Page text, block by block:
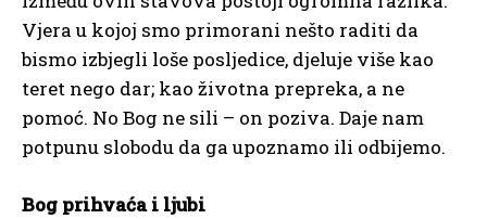
Vjera u kojoj smo primorani nešto raditi da
bismo izbjegli loše posljedice, djeluje više kao
teret nego dar; kao životna prepreka, a ne
pomoć. No Bog ne sili – on poziva. Daje nam
potpunu slobodu da ga upoznamo ili odbijemo.
Bog prihvaća i ljubi